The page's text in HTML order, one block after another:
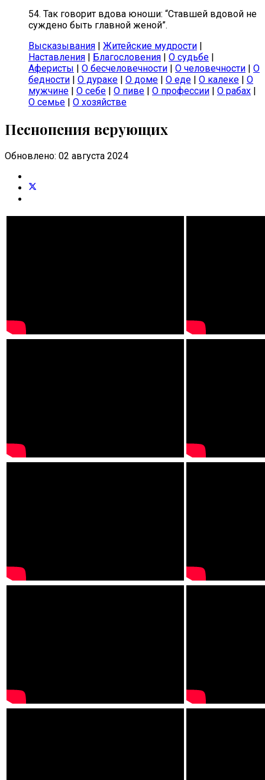
54. Так говорит вдова юноши: “Ставшей вдовой не
суждено быть главной женой”.
Высказывания
Житейские мудрости
Наставления
Благословения О судьбе
Аферисты
О бесчеловечности О человечности
О
бедности
О дураке О доме О еде О калеке
О
мужчине
О себе О пиве О профессии О рабах
О семье
О хозяйстве
Песнопения верующих
Обновлено: 02 августа 2024